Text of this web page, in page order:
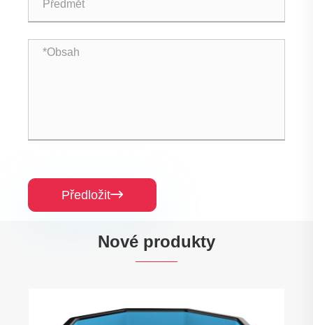
Předložit
Nové produkty